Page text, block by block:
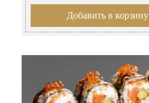
Добавить в корзину